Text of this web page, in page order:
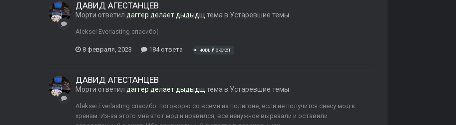
ДАВИД АГЕСТАНЦЕВ
Морти ответил даггер делает дыдыдщ тема в Устаревшие темы
Aleksei Everlasting спасибо)
8 февраля, 2023 184 ответа новый сюжет
ДАВИД АГЕСТАНЦЕВ
Морти ответил даггер делает дыдыдщ тема в Устаревшие темы
Aleksei Everlasting спасибо. поговорю со всеми на полигоне, если не получится снесу мод к
хренам. Из-за этого мне этот мод и нравился, всё ненужное вырезали и оставили